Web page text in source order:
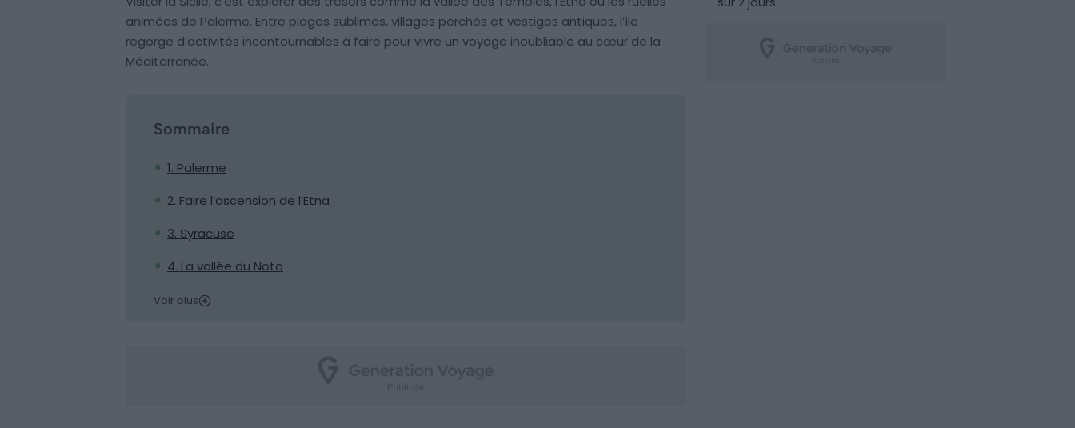
animées de Palerme. Entre plages sublimes, villages perchés et vestiges antiques, l’île
regorge d’activités incontournables à faire pour vivre un voyage inoubliable au cœur de la
Méditerranée.
Sommaire
1. Palerme
2. Faire l’ascension de l’Etna
3. Syracuse
4. La vallée du Noto
Voir plus